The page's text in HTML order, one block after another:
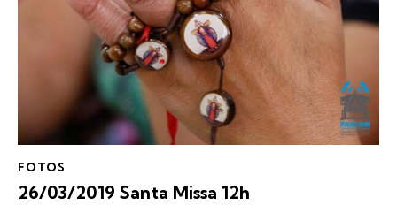
FOTOS
26/03/2019 Santa Missa 12h